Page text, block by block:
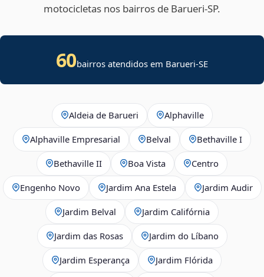
motocicletas nos bairros de Barueri‑SP.
60bairros atendidos em Barueri-SE
Aldeia de Barueri Alphaville
Alphaville Empresarial Belval Bethaville I
Bethaville II Boa Vista Centro
Engenho Novo Jardim Ana Estela Jardim Audir
Jardim Belval Jardim Califórnia
Jardim das Rosas Jardim do Líbano
Jardim Esperança Jardim Flórida